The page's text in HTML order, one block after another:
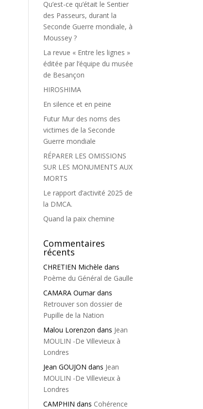
Qu’est-ce qu’était le Sentier
des Passeurs, durant la
Seconde Guerre mondiale, à
Moussey ?
La revue « Entre les lignes »
éditée par l’équipe du musée
de Besançon
HIROSHIMA
En silence et en peine
Futur Mur des noms des
victimes de la Seconde
Guerre mondiale
RÉPARER LES OMISSIONS
SUR LES MONUMENTS AUX
MORTS
Le rapport d’activité 2025 de
la DMCA.
Quand la paix chemine
Commentaires
récents
CHRETIEN Michèle dans
Poème du Général de Gaulle
CAMARA Oumardans
Retrouver son dossier de
Pupille de la Nation
Malou Lorenzon dans Jean
MOULIN -De Villevieux à
Londres
Jean GOUJON dans Jean
MOULIN -De Villevieux à
Londres
CAMPHIN dans Cohérence